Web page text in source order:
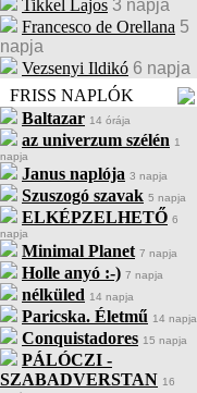
Tikkel Lajos 3 napja
Francesco de Orellana 5
napja
Vezsenyi Ildikó 6 napja
FRISS NAPLÓK
Baltazar 14 órája
az univerzum szélén 1
napja
Janus naplója 3 napja
Szuszogó szavak 5 napja
ELKÉPZELHETŐ 6
napja
Minimal Planet 7 napja
Holle anyó :-) 7 napja
nélküled 14 napja
Paricska. Életmű 14 napja
Conquistadores 15 napja
PÁLÓCZI -
SZABADVERSTAN 16